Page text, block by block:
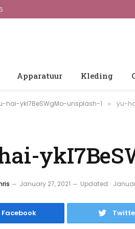
Apparatuur Kleding
hai-ykI7BeSWgMo-unsplash-1 » yu-
January 27, 2021 Updated:
Facebook